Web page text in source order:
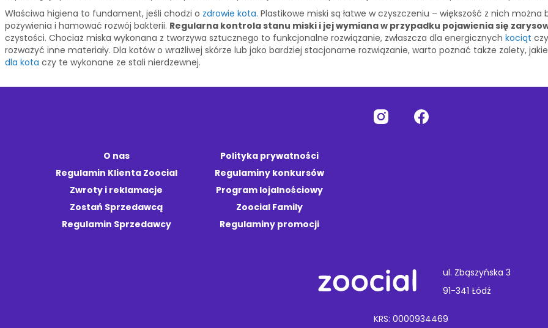
Właściwa higiena to fundament, jeśli chodzi o zdrowie kota. Plastikowe miski są łatwe w czyszczeniu – większość z nich
pożywienia i hamować rozwój bakterii. Regularna kontrola stanu miski i jej wymiana w przypadku pojawienia się
czystości. Chociaż miska wykonana z tworzywa sztucznego to funkcjonalne rozwiązanie, zwłaszcza dla energicznych kociąt
rozważyć inne materiały. Dla kotów o wrażliwej skórze lub jako bardziej stacjonarne rozwiązanie, warto poznać także zalety,
dla kota czy te wykonane ze stali nierdzewnej.
O nas
Regulamin Klienta Zoocial
Zwroty i reklamacje
Zostań Sprzedawcą
Regulamin Sprzedawcy
Polityka prywatności
Regulaminy konkursów
Program lojalnościowy
Zoocial Family
Regulaminy promocji
ul. Zbąszyńska 3
91-341 Łódź
KRS: 0000934469